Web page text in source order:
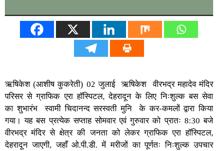
ऋषिकेश (आशीष कुकरेती) 02 जुलाई ऋषिकेश वीरभद्र महादेव मंदिर
परिसर से ग्राफिक एरा हॉस्पिटल, देहरादून के लिए निःशुल्क बस सेवा
का शुभारंभ स्वामी चिदानन्द सरस्वती मुनि के कर-कमलों द्वारा किया
गया। यह बस प्रत्येक सप्ताह सोमवार एवं गुरुवार को प्रातः 8:30 बजे
वीरभद्र मंदिर से क्षेत्र की जनता को लेकर ग्राफिक एरा हॉस्पिटल,
देहरादून जाएगी, जहाँ ओ.पी.डी. में मरीजों का पूर्णतः निःशुल्क उपचार